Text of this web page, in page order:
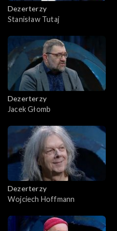
Dezerterzy
Stanisław Tutaj
Dezerterzy
Jacek Głomb
Dezerterzy
Wojciech Hoffmann